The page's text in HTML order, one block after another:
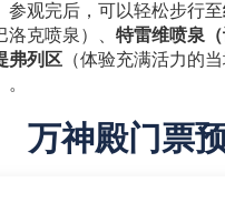
参观完后，可以轻松步行至
洛克喷泉）、 特雷维喷泉（
弗列区 （体验充满活力的
万神殿门票